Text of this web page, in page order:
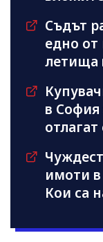
Съдът
едно от
летища
в София
имоти
Кои са